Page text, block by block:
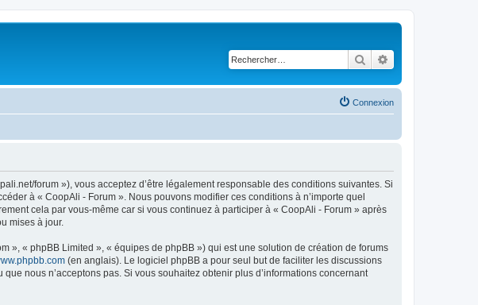
Rechercher
Connexion
forum »), vous acceptez d’être légalement responsable des conditions suivantes. Si
à « CoopAli - Forum ». Nous pouvons modifier ces conditions à n’importe quel
cela par vous-même car si vous continuez à participer à « CoopAli - Forum » après
mises à jour.
», « phpBB Limited », « équipes de phpBB ») qui est une solution de création de forums
(en anglais). Le logiciel phpBB a pour seul but de faciliter les discussions
nous n’acceptons pas. Si vous souhaitez obtenir plus d’informations concernant